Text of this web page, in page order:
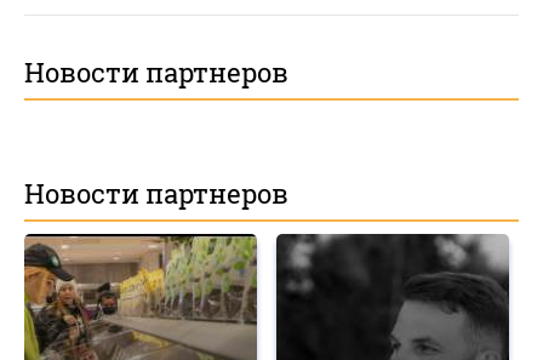
Новости партнеров
Новости партнеров